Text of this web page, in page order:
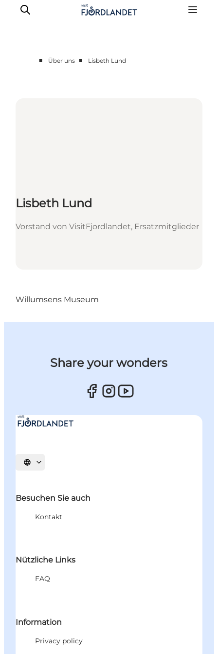
■ Über uns ■ Lisbeth Lund
Lisbeth Lund
Vorstand von VisitFjordlandet, Ersatzmitglieder
Willumsens Museum
Share your wonders
Sprache auswählen
Besuchen Sie auch
Kontakt
Nützliche Links
FAQ
Information
Privacy policy